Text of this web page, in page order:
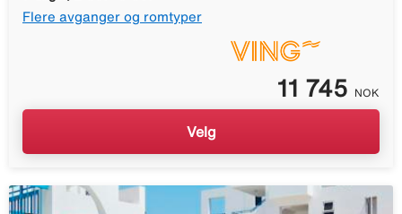
Flere avganger og romtyper
11 745 NOK
Velg